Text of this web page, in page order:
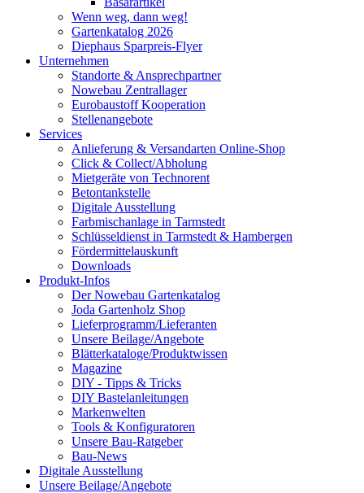
Wenn weg, dann weg!
Gartenkatalog 2026
Diephaus Sparpreis-Flyer
Unternehmen
Standorte & Ansprechpartner
Nowebau Zentrallager
Eurobaustoff Kooperation
Stellenangebote
Services
Anlieferung & Versandarten Online-Shop
Click & Collect/Abholung
Mietgeräte von Technorent
Betontankstelle
Digitale Ausstellung
Farbmischanlage in Tarmstedt
Schlüsseldienst in Tarmstedt & Hambergen
Fördermittelauskunft
Downloads
Produkt-Infos
Der Nowebau Gartenkatalog
Joda Gartenholz Shop
Lieferprogramm/Lieferanten
Unsere Beilage/Angebote
Blätterkataloge/Produktwissen
Magazine
DIY - Tipps & Tricks
DIY Bastelanleitungen
Markenwelten
Tools & Konfiguratoren
Unsere Bau-Ratgeber
Bau-News
Digitale Ausstellung
Unsere Beilage/Angebote